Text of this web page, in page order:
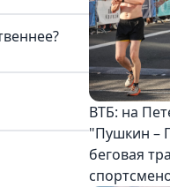
ВТБ: на
"Пушкин –
беговая